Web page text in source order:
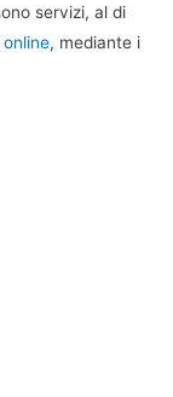
servizi, al di
, mediante i